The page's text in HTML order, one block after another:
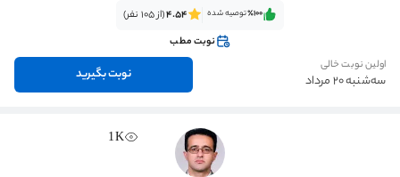
٪100‌‌‌توصیه شده 4.54(از 105 نفر)
نوبت مطب
اولین نوبت خالی
سه‌شنبه 20 مرداد نوبت بگیرید
1K